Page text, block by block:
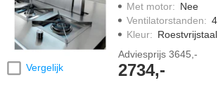
Vergelijk
Met motor: Nee
Ventilatorstanden: 4
Kleur: Roestvrijstaal
Adviesprijs 3645,-
2734,-